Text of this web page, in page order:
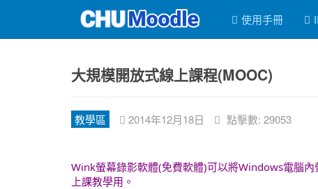
使用手冊
大規模開放式線上課程(MOOC)
教學區 2014年12月18日 點擊數: 29053
Wink螢幕錄影軟體(免費軟體)可以將Windows電腦
上課教學用。